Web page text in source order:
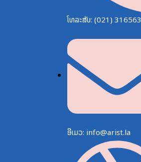
ໂທລະສັບ: (021) 316563
ອີເມວ: info@arist.la